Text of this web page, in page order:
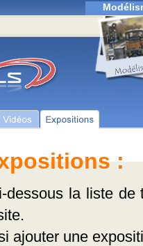
:
dessous la liste
ajouter une